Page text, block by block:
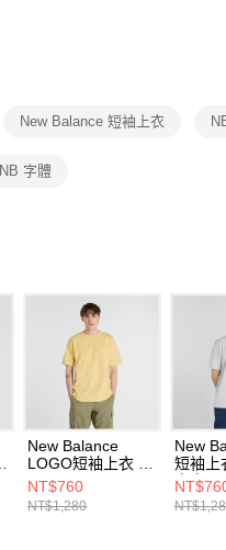
New Balance 短袖上衣
NB 字體
New Balance
LOGO短袖上衣 男
MT41533HAY-F
NT$760
NT$1,280
New
短袖上
上衣